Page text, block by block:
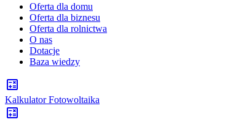
Oferta dla domu
Oferta dla biznesu
Oferta dla rolnictwa
O nas
Dotacje
Baza wiedzy
Kalkulator Fotowoltaika